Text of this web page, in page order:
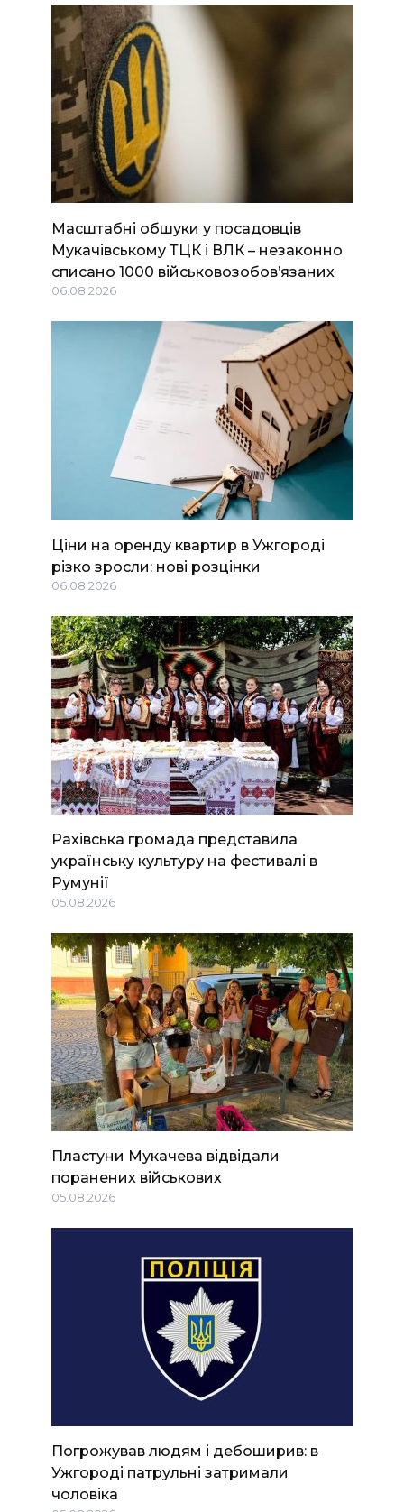
Масштабні обшуки у посадовців
Мукачівському ТЦК і ВЛК – незаконно
списано 1000 військовозобов’язаних
06.08.2026
Ціни на оренду квартир в Ужгороді
різко зросли: нові розцінки
06.08.2026
Рахівська громада представила
українську культуру на фестивалі в
Румунії
05.08.2026
Пластуни Мукачева відвідали
поранених військових
05.08.2026
Погрожував людям і дебоширив: в
Ужгороді патрульні затримали
чоловіка